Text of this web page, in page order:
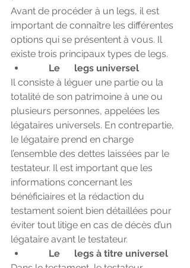
Avant de procéder à un legs, il est
important de connaître les différentes
options qui se présentent à vous. Il
existe trois principaux types de legs.
Le      legs universel
Il consiste à léguer une partie ou la
totalité de son patrimoine à une ou
plusieurs personnes, appelées les
légataires universels. En contrepartie,
le légataire prend en charge
l’ensemble des dettes laissées par le
testateur. Il est important que les
informations concernant les
bénéficiaires et la rédaction du
testament soient bien détaillées pour
éviter tout litige en cas de décès d’un
légataire avant le testateur.
Le      legs à titre universel